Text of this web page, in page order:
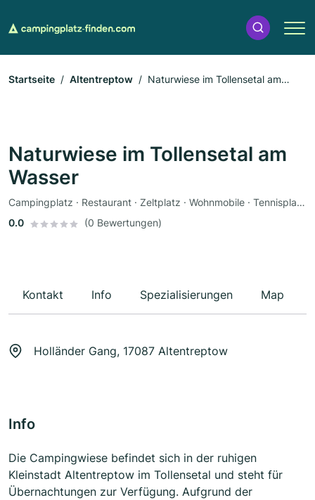
Startseite Altentreptow
Naturwiese im Tollensetal am
Naturwiese im Tollensetal am
Wasser
Campingplatz · Restaurant · Zeltplatz · Wohnmobile · Tennisplatz · Golfplatz · Parkplätze
0.0
(0 Bewertungen)
Kontakt Info Spezialisierungen Map
Holländer Gang, 17087 Altentreptow
Info
Die Campingwiese befindet sich in der ruhigen
Kleinstadt Altentreptow im Tollensetal und steht für
Übernachtungen zur Verfügung. Aufgrund der